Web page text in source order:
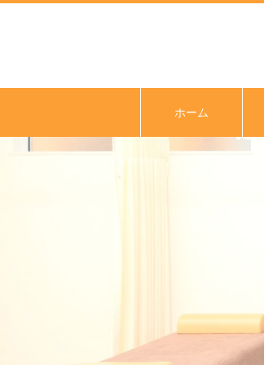
ホーム